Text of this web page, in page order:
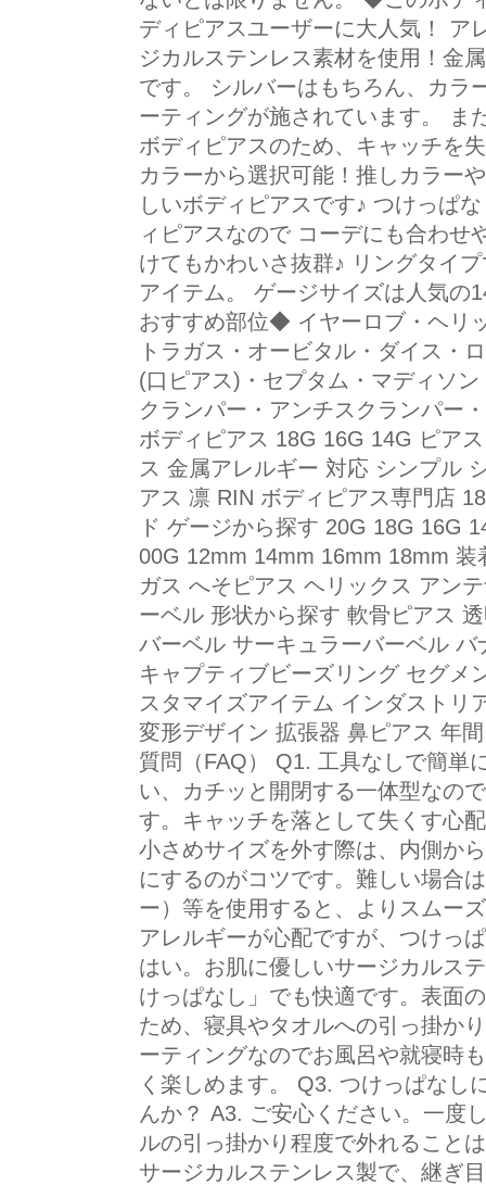
ディピアスユーザーに大人気！ ア
ジカルステンレス素材を使用！金
です。 シルバーはもちろん、カラ
ーティングが施されています。 ま
ボディピアスのため、キャッチを
カラーから選択可能！推しカラー
しいボディピアスです♪ つけっぱ
ィピアスなので コーデにも合わせ
けてもかわいさ抜群♪ リングタイ
アイテム。 ゲージサイズは人気
おすすめ部位◆ イヤーロブ・ヘリ
トラガス・オービタル・ダイス・
(口ピアス)・セプタム・マディソ
クランパー・アンチスクランパー
ボディピアス 18G 16G 14G ピア
ス 金属アレルギー 対応 シンプル
アス 凛 RIN ボディピアス専門店
ド ゲージから探す 20G 18G 16G
00G 12mm 14mm 16mm 18mm
ガス へそピアス ヘリックス アン
ーベル 形状から探す 軟骨ピアス
バーベル サーキュラーバーベル
キャプティブビーズリング セグメ
スタマイズアイテム インダストリ
変形デザイン 拡張器 鼻ピアス 年
質問（FAQ） Q1. 工具なしで簡単
い、カチッと開閉する一体型なの
す。キャッチを落として失くす心
小さめサイズを外す際は、内側か
にするのがコツです。難しい場合
ー）等を使用すると、よりスムー
アレルギーが心配ですが、つけっ
はい。お肌に優しいサージカルス
けっぱなし」でも快適です。表面
ため、寝具やタオルへの引っ掛か
ーティングなのでお風呂や就寝時
く楽しめます。 Q3. つけっぱなし
んか？ A3. ご安心ください。一度
ルの引っ掛かり程度で外れること
サージカルステンレス製で、継ぎ